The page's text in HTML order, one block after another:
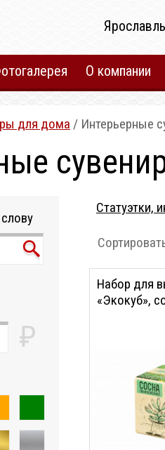
О компании
для дома / Интерьерные
₽
Статуэтки,
Набор для
«Экокуб»,